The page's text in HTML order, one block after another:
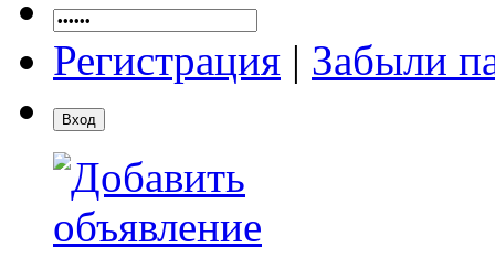
Регистрация | Забыли